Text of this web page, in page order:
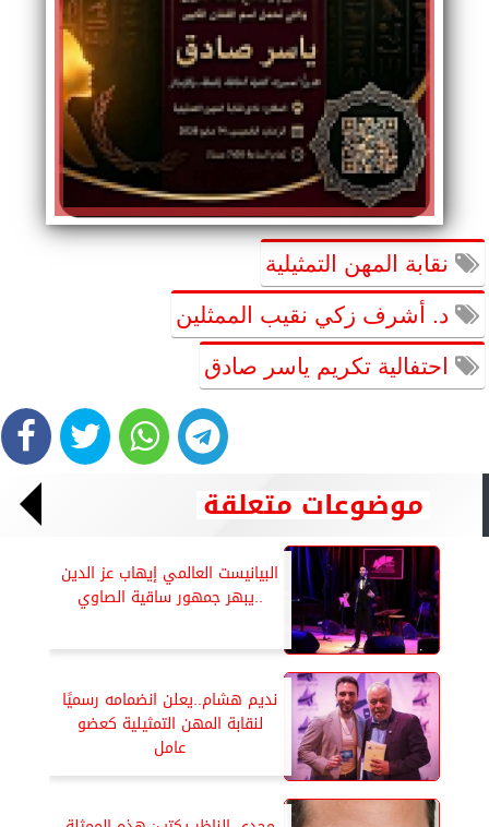
نقابة المهن التمثيلية
د. أشرف زكي نقيب الممثلين
احتفالية تكريم ياسر صادق
موضوعات متعلقة
البيانيست العالمي إيهاب عز الدين
..يبهر جمهور ساقية الصاوي
نديم هشام..يعلن انضمامه رسميًا
لنقابة المهن التمثيلية كعضو
عامل